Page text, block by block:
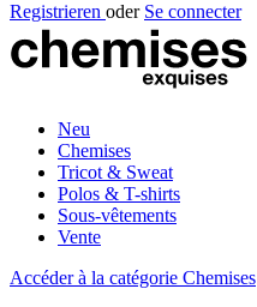
Registrieren oder Se connecter
Neu
Chemises
Tricot & Sweat
Polos & T-shirts
Sous-vêtements
Vente
Accéder à la catégorie Chemises